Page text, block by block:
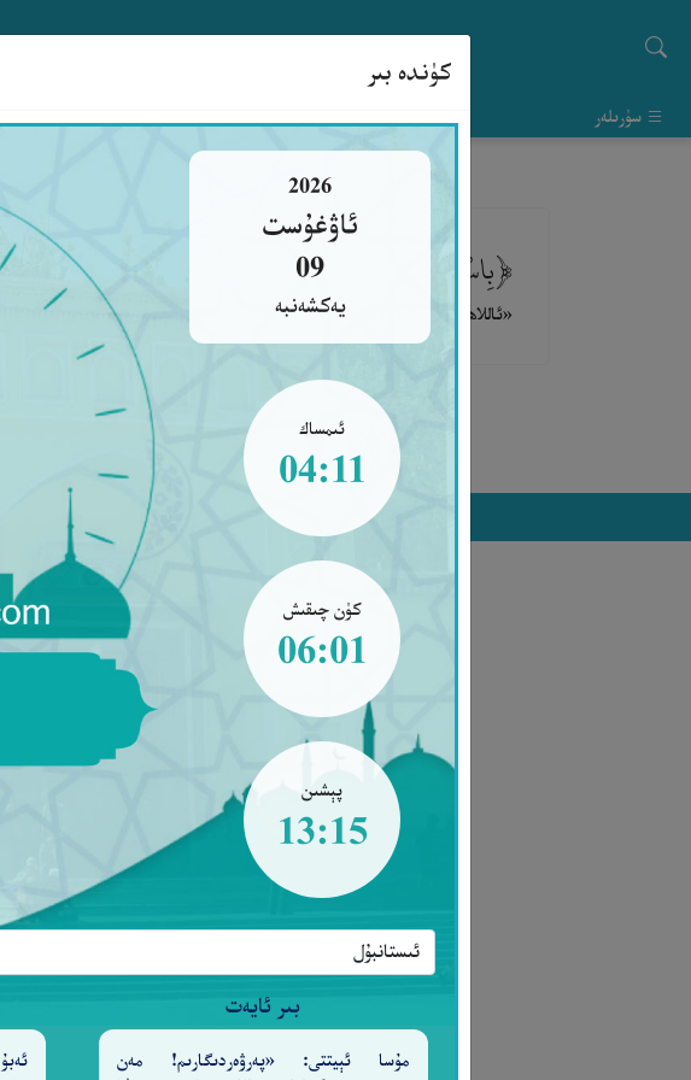
كۈندە بىر
2026
ئاۋغۇست
09
يەكشەنبە
ئىمساك
04:11
كۈن چىقىش
06:01
پېشىن
13:15
بىر ئايەت
مۇسا ئېيتتى: «پەرۋەردىگارىم! مەن
سۈرىلەر
﴿بِاسْمِ اللَّهِ. اللَّهُمَّ جَنِّبْنَا الشَّيْطَانَ، وَجَنِّبِ الشَّيْطَانَ مَا
«ئاللاھنىڭ ئىسمى بىلەن (باشلايمەن). ئى ئاللاھ! بىزدىن شەيتاننى يىراق